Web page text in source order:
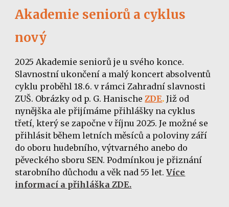
Akademie seniorů a cyklus
nový
2025 Akademie seniorů je u svého konce.
Slavnostní ukončení a malý koncert absolventů
cyklu proběhl 18.6. v rámci Zahradní slavnosti
ZUŠ. Obrázky od p. G. HanischeZDE. Již od
nynějška ale přijímáme přihlášky na cyklus
třetí, který se započne v říjnu 2025. Je možné se
přihlásit během letních měsíců a poloviny září
do oboru hudebního, výtvarného anebo do
pěveckého sboru SEN. Podmínkou je přiznání
starobního důchodu a věk nad 55 let.Více
informací a přihláška ZDE.